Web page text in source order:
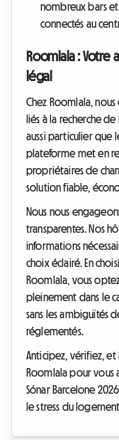
nombreux bars
connectés au
Roomlala :
légal
Chez Roomlala,
liés à la recherche
aussi particulier que
plateforme met en
propriétaires de
solution fiable,
Nous nous
transparentes. Nos
informations
choix éclairé. En
Roomlala, vous
pleinement dans le
sans les ambiguïtés
réglementés.
Anticipez, vérifiez,
Roomlala pour vous
Sónar Barcelone
le stress du